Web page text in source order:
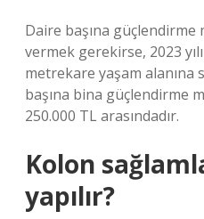
Daire başına
vermek gerekirse, 2023
metrekare yaşam alanına
başına bina güçlendirme
250.000 TL arasındadır.
Kolon
yapılır?